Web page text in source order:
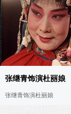
张继青饰演杜丽娘
张继青饰演杜丽娘